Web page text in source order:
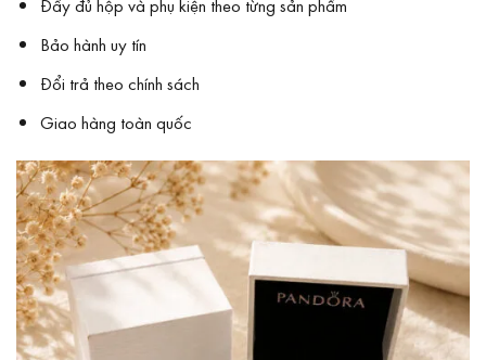
Bảo hành uy tín
Đổi trả theo chính sách
Giao hàng toàn quốc